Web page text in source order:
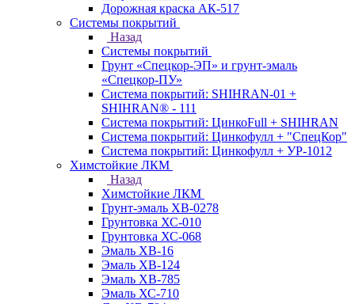
Дорожная краска АК-517
Системы покрытий
Назад
Системы покрытий
Грунт «Спецкор-ЭП» и грунт-эмаль
«Спецкор-ПУ»
Система покрытий: SHIHRAN-01 +
SHIHRAN® - 111
Система покрытий: ЦинкоFull + SHIHRAN
Система покрытий: Цинкофулл + "СпецКор"
Система покрытий: Цинкофулл + УР-1012
Химстойкие ЛКМ
Назад
Химстойкие ЛКМ
Грунт-эмаль ХВ-0278
Грунтовка ХС-010
Грунтовка ХС-068
Эмаль ХВ-16
Эмаль ХВ-124
Эмаль ХВ-785
Эмаль ХС-710